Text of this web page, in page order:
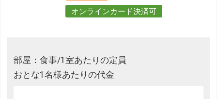
オンラインカード決済可
部屋：食事/1室あたりの定員
おとな1名様あたりの代金